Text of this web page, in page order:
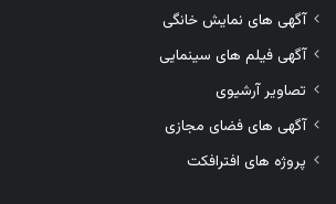
آگهی های نمایش خانگی
آگهی فیلم های سینمایی
تصاویر آرشیوی
آگهی های فضای مجازی
پروژه های افترافکت